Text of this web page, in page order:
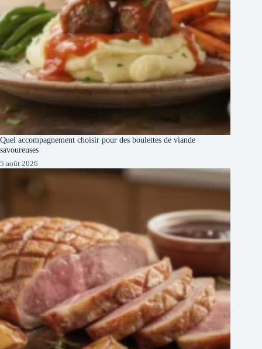
Quel accompagnement choisir pour des boulettes de viande
savoureuses
5 août 2026